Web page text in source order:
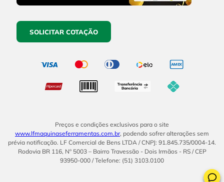
SOLICITAR COTAÇÃO
Preços e condições exclusivos para o site
www.lfmaquinaseferramentas.com.br, podendo sofrer alterações sem
prévia notificação. LF Comercial de Bens LTDA / CNPJ: 91.845.735/0004-14.
Rodovia BR 116, Nº 5003 – Bairro Travessão - Dois Irmãos - RS / CEP
93950-000 / Telefone: (51) 3103.0100